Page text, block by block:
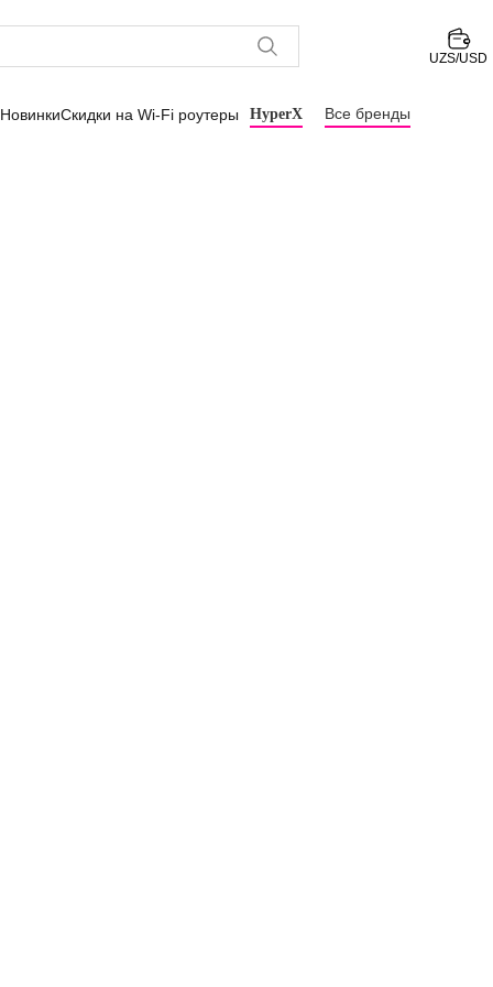
UZS/USD
НовинкиСкидки на Wi-Fi роутеры HyperX Все бренды